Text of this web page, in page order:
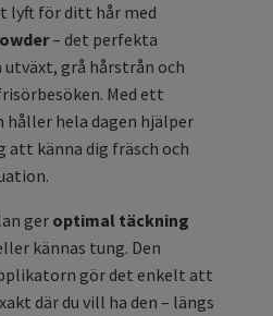
lyft för ditt hår med
– det perfekta
grå hårstrån och
Med ett
hela dagen hjälper
att känna dig fräsch och
ger optimal täckning
kännas tung. Den
gör det enkelt att
där du vill ha den – längs